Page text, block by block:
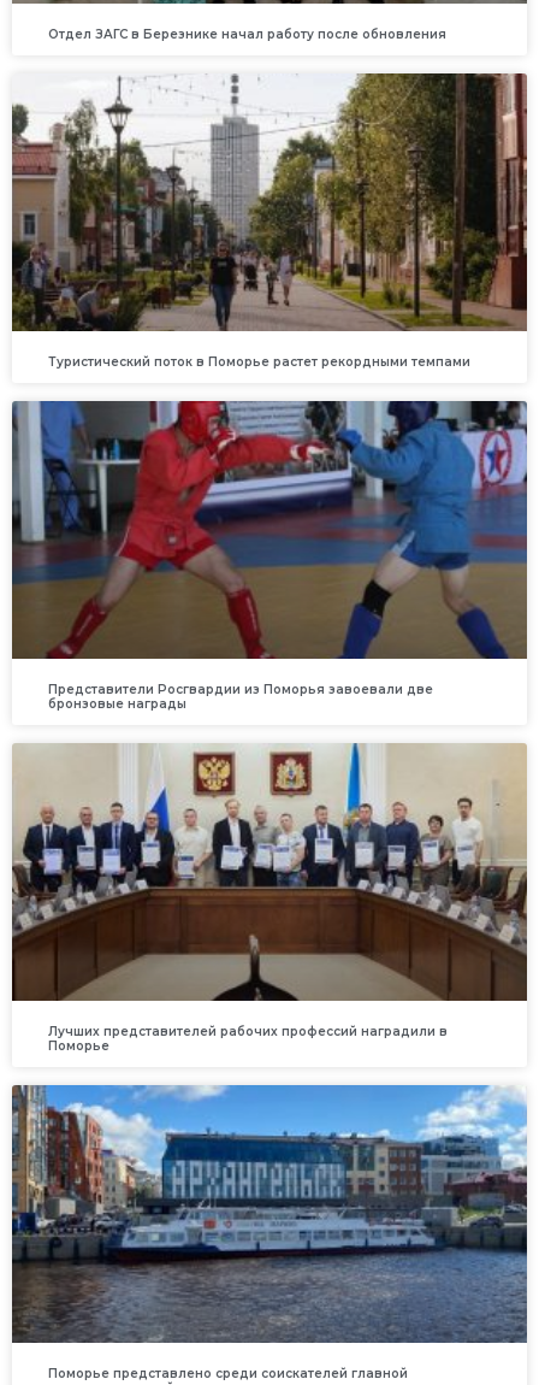
Отдел ЗАГС в Березнике начал работу после обновления
Туристический поток в Поморье растет рекордными темпами
Представители Росгвардии из Поморья завоевали две
бронзовые награды
Лучших представителей рабочих профессий наградили в
Поморье
Поморье представлено среди соискателей главной